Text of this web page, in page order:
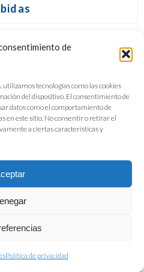
de
tecnologías como las cookies
del dispositivo. El consentimiento de
datos como el comportamiento de
en este sitio. No consentir o retirar el
a ciertas características y
Política de privacidad